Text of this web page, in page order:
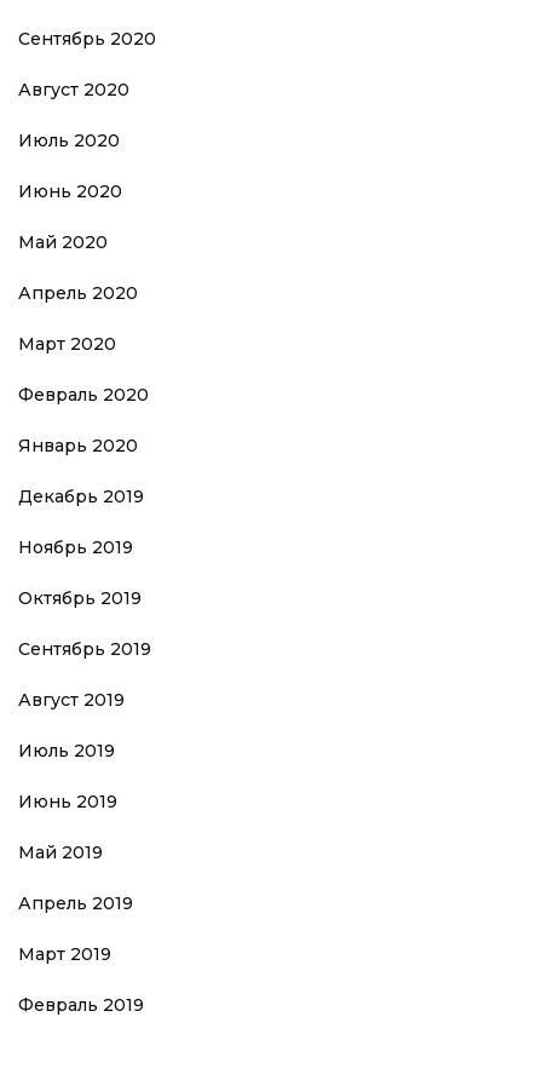
Сентябрь 2020
Август 2020
Июль 2020
Июнь 2020
Май 2020
Апрель 2020
Март 2020
Февраль 2020
Январь 2020
Декабрь 2019
Ноябрь 2019
Октябрь 2019
Сентябрь 2019
Август 2019
Июль 2019
Июнь 2019
Май 2019
Апрель 2019
Март 2019
Февраль 2019